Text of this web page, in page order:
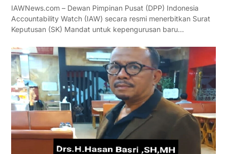
IAWNews.com – Dewan Pimpinan Pusat (DPP) Indonesia
Accountability Watch (IAW) secara resmi menerbitkan Surat
Keputusan (SK) Mandat untuk kepengurusan baru…